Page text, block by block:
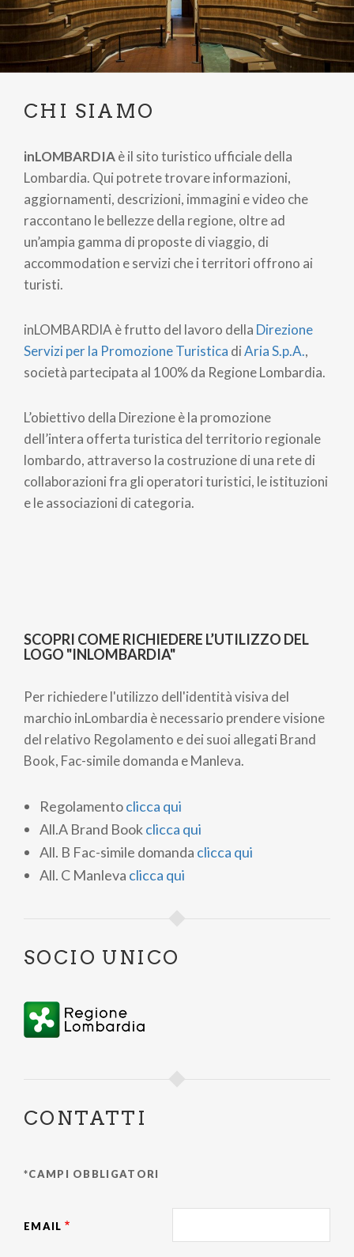
CHI SIAMO
inLOMBARDIAè il sito turistico ufficiale della
Lombardia. Qui potrete trovare informazioni,
aggiornamenti, descrizioni, immagini e video che
raccontano le bellezze della regione, oltre ad
un’ampia gamma di proposte di viaggio, di
accommodation e servizi che i territori offrono ai
turisti.
inLOMBARDIA è frutto del lavoro della Direzione
Servizi per la Promozione Turistica diAria S.p.A.,
società partecipata al 100% da Regione Lombardia.
L’obiettivo della Direzione è la promozione
dell’intera offerta turistica del territorio regionale
lombardo, attraverso la costruzione di una rete di
collaborazioni fra gli operatori turistici, le istituzioni
e le associazioni di categoria.
SCOPRI COME RICHIEDERE L’UTILIZZO DEL
LOGO "INLOMBARDIA"
Per richiedere l'utilizzo dell'identità visiva del
marchio inLombardia è necessario prendere visione
del relativo Regolamento e dei suoi allegati Brand
Book, Fac-simile domanda e Manleva.
Regolamentoclicca qui
All.A Brand Bookclicca qui
All. B Fac-simile domanda clicca qui
All. C Manleva clicca qui
SOCIO UNICO
CONTATTI
*CAMPI OBBLIGATORI
EMAIL